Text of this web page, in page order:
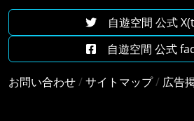
自遊空間 公式
自遊空間 公式
お問い合わせ/サイトマップ/ 広告